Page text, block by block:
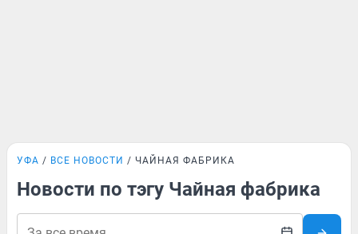
УФА ВСЕ НОВОСТИ ЧАЙНАЯ ФАБРИКА
Новости по тэгу Чайная фабрика